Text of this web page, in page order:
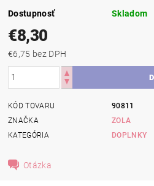
Dostupnosť Skladom
€8,30
€6,75 bez DPH
KÓD TOVARU
90811
ZNAČKA
ZOLA
KATEGÓRIA
DOPLNKY
Otázka